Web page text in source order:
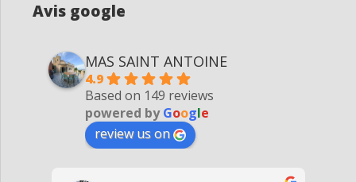
Avis google
MAS SAINT ANTOINE
4.9
Based on 149 reviews
powered byGoogle
review us on